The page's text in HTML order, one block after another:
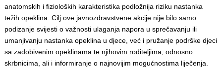
anatomskih i fizioloških karakteristika podložnija riziku nastanka
težih opeklina. Cilj ove javnozdravstvene akcije nije bilo samo
podizanje svijesti o važnosti ulaganja napora u sprečavanju ili
umanjivanju nastanka opeklina u djece, već i pružanje podrške djeci
sa zadobivenim opeklinama te njihovim roditeljima, odnosno
skrbnicima, ali i informiranje o najnovijim mogućnostima liječenja.